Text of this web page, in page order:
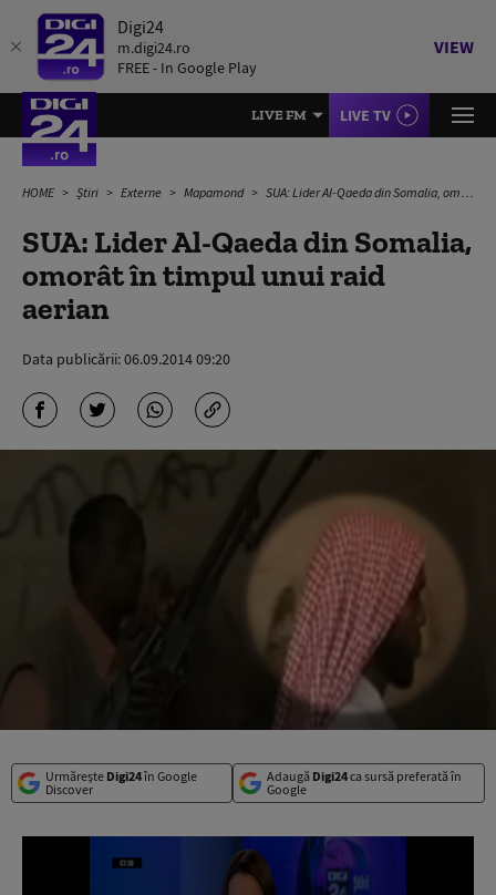
Digi24
m.digi24.ro
FREE - In Google Play
VIEW
LIVE FM LIVE TV
HOME Știri Externe Mapamond SUA: Lider Al-Qaeda din Somalia, omorât în timpul unui raid aerian
SUA: Lider Al-Qaeda din Somalia,
omorât în timpul unui raid
aerian
Data publicării:06.09.2014 09:20
Urmărește Digi24în Google
Discover
Adaugă Digi24ca sursă preferată în
Google